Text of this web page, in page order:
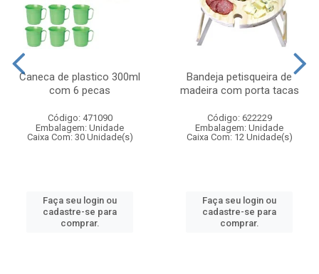
Caneca de plastico 300ml
com 6 pecas
Código: 471090
Embalagem: Unidade
Caixa Com: 30 Unidade(s)
Faça seu login ou
cadastre-se para
comprar.
Bandeja petisqueira de
madeira com porta tacas
Código: 622229
Embalagem: Unidade
Caixa Com: 12 Unidade(s)
Faça seu login ou
cadastre-se para
comprar.